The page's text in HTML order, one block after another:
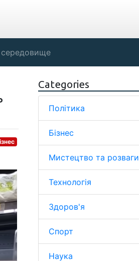
Categories
Політика
Бізнес
Мистецтво та розваги
Технологія
Здоров'я
Спорт
Наука